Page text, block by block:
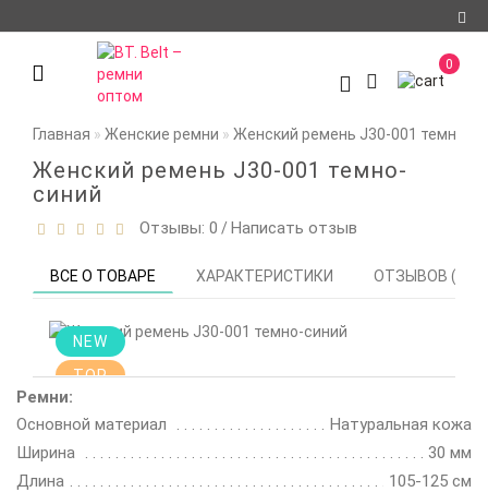
Авторизация
О компании
Условия
0
Главная Женские ремни Женский ремень J30-001 темно-
Женский ремень J30-001 темно-
синий
Отзывы: 0 /Написать отзыв
ВСЕ О ТОВАРЕ ХАРАКТЕРИСТИКИ ОТЗЫВОВ (0)
NEW
TOP
Ремни:
Основной материал
Натуральная кожа
Ширина
30 мм
Длина
105-125 см